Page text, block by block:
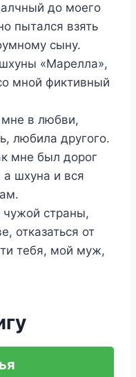
до моего
пытался взять
сыну.
«Марелла»,
мной фиктивный
мне в любви,
любила другого.
мне был дорог
а шхуна и вся
чужой страны,
отказаться от
тебя, мой муж,